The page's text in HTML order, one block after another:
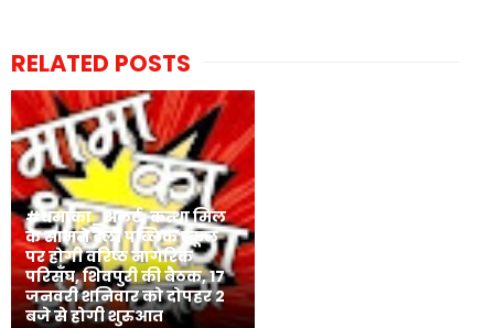
RELATED POSTS
#धमाका_अलर्ट: कत्था मिल
के सामने डेली पब्लिक स्कूल
पर होगी वरिष्ठ नागरिक
परिसँघ, शिवपुरी की बैठक, 17
जनवरी शनिवार को दोपहर 2
बजे से होगी शुरुआत